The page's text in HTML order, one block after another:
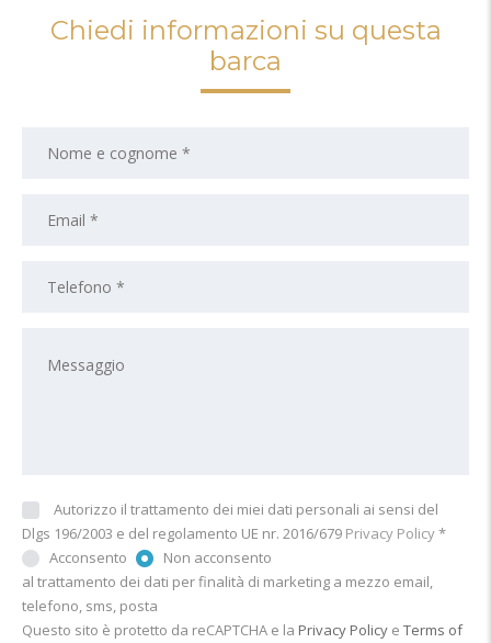
Chiedi informazioni su questa
barca
Autorizzo il trattamento dei miei dati personali ai sensi del
Dlgs 196/2003 e del regolamento UE nr. 2016/679 Privacy Policy*
Acconsento
Non acconsento
al trattamento dei dati per finalità di marketing a mezzo email,
telefono, sms, posta
Questo sito è protetto da reCAPTCHA e la Privacy Policy e Terms of